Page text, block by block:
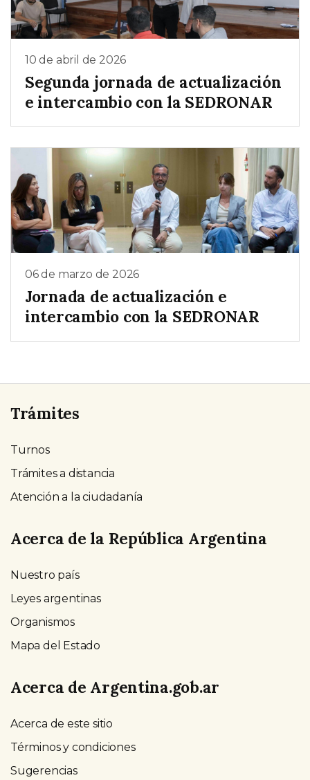
10 de abril de 2026
Segunda jornada de actualización
e intercambio con la SEDRONAR
06 de marzo de 2026
Jornada de actualización e
intercambio con la SEDRONAR
Trámites
Turnos
Trámites a distancia
Atención a la ciudadanía
Acerca de la República Argentina
Nuestro país
Leyes argentinas
Organismos
Mapa del Estado
Acerca de Argentina.gob.ar
Acerca de este sitio
Términos y condiciones
Sugerencias